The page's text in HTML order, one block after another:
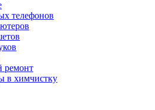
телефонов
ремонт
в химчистку